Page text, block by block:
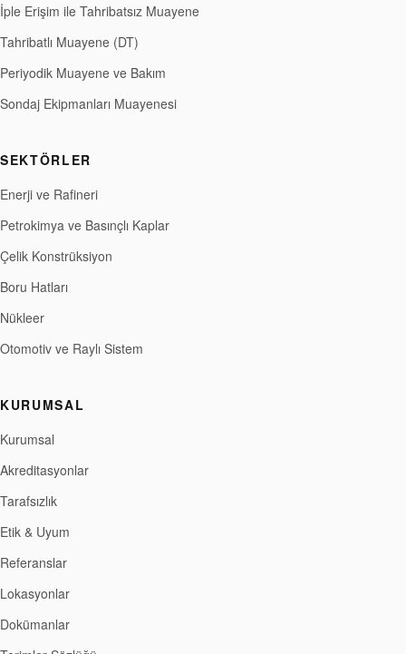
İple Erişim ile Tahribatsız Muayene
Tahribatlı Muayene (DT)
Periyodik Muayene ve Bakım
Sondaj Ekipmanları Muayenesi
SEKTÖRLER
Enerji ve Rafineri
Petrokimya ve Basınçlı Kaplar
Çelik Konstrüksiyon
Boru Hatları
Nükleer
Otomotiv ve Raylı Sistem
KURUMSAL
Kurumsal
Akreditasyonlar
Tarafsızlık
Etik & Uyum
Referanslar
Lokasyonlar
Dokümanlar